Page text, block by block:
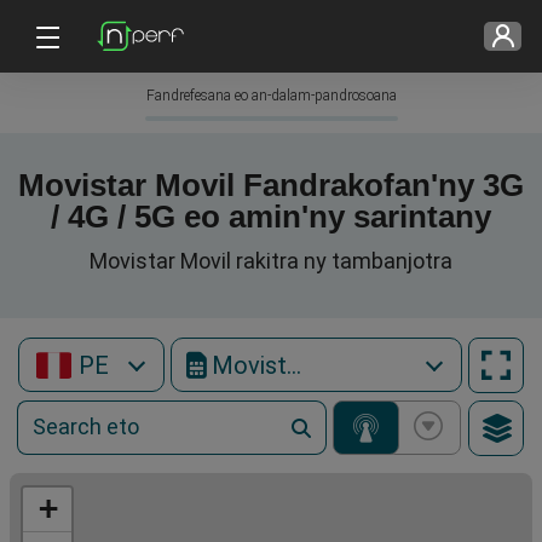
Fandrefesana eo an-dalam-pandrosoana
Movistar Movil Fandrakofan'ny 3G
/ 4G / 5G eo amin'ny sarintany
Movistar Movil rakitra ny tambanjotra
PE Movistar Movil
+